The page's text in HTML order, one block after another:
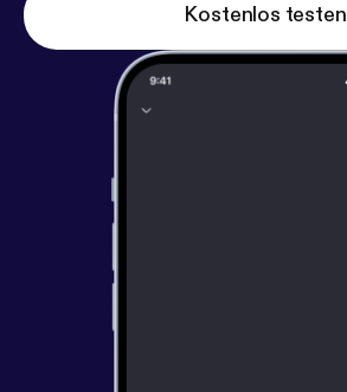
Kostenlos testen